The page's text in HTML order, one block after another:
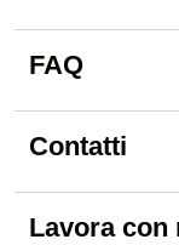
FAQ
Contatti
Lavora con